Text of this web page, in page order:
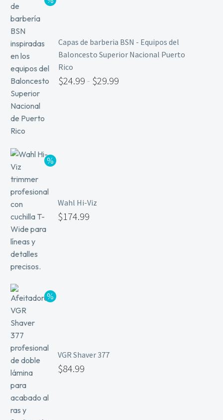
Capas de barberia BSN - Equipos del
Baloncesto Superior Nacional Puerto
Rico
$24.99 - $29.99
Wahl Hi-Viz
$174.99
VGR Shaver 377
$84.99